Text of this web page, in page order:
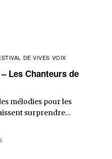
DE VIVES VOIX
Les Chanteurs de
mélodies pour les
surprendre…